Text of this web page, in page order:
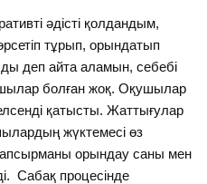
әдісті қолдандым,
тұрып, орындатып
деп айта аламын, себебі
болған жоқ. Оқушылар
қатысты. Жаттығулар
жүктемесі өз
орындау саны мен
Сабақ процесінде